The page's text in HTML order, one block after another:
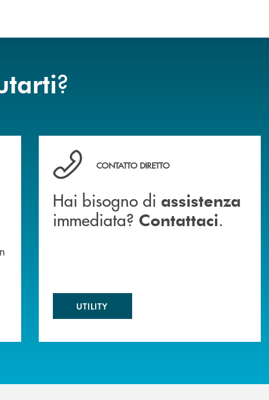
?
Hai bisogno di assistenza immediata? Contattaci .
CONTATTO DIRETTO
Hai bisogno di assistenza
immediata? Contattaci.
UTILITY